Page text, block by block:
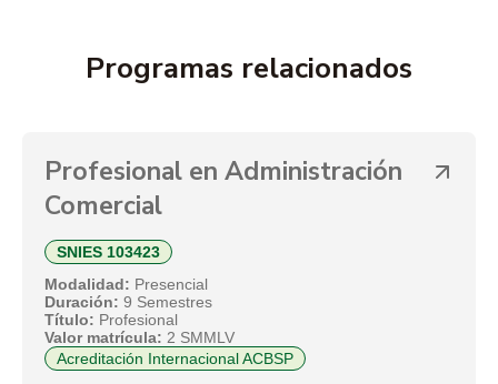
Programas relacionados
Profesional en Administración
Comercial
SNIES 103423
Modalidad: Presencial
Duración: 9 Semestres
Título: Profesional
Valor matrícula: 2 SMMLV
Acreditación Internacional ACBSP